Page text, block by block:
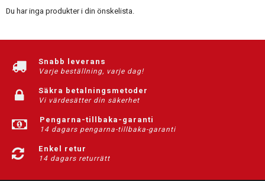
Du har inga produkter i din önskelista.
Snabb leverans
Varje beställning, varje dag!
Säkra betalningsmetoder
Vi värdesätter din säkerhet
Pengarna-tillbaka-garanti
14 dagars pengarna-tillbaka-garanti
Enkel retur
14 dagars returrätt